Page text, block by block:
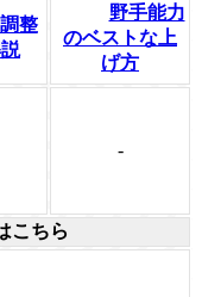
調整
野手能力
のベストな上
げ方
-
こちら